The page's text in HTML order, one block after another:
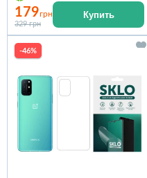
179грн
329 грн
Купить
-46%